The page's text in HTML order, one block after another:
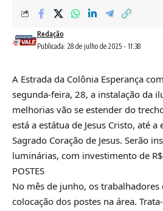
Publicada: 28 de julho de 2025 - 11:38
Redação
A Estrada da Colônia Esperança
segunda-feira, 28, a instalação da
melhorias vão se estender do
está a estátua de Jesus Cristo, até
Sagrado Coração de Jesus. Serão
luminárias, com investimento de
POSTES
No mês de junho, os trabalhadores
colocação dos postes na área.